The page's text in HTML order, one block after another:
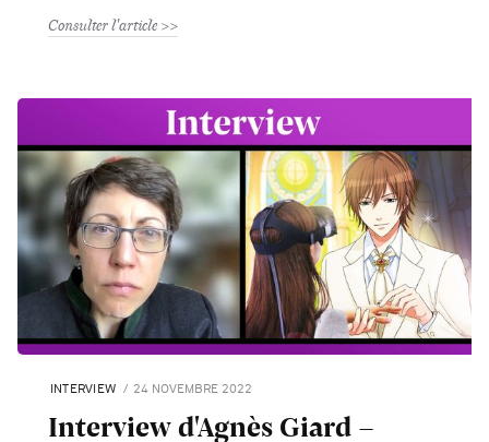
Consulter l'article
INTERVIEW 24 NOVEMBRE 2022
Interview d'Agnès Giard -